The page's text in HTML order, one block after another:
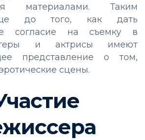
материалами. Таким
до того, как дать
согласие на съемку в
и актрисы имеют
представление о том,
сцены.